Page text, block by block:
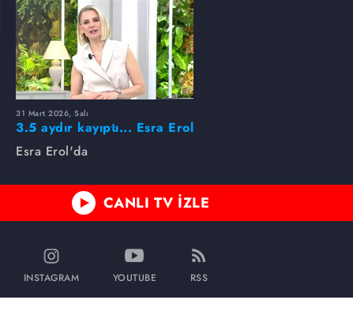
31 Mart 2026, Salı
3.5 aydır kayıptı... Esra Erol
buldu!
Esra Erol'da
CANLI TV İZLE
INSTAGRAM YOUTUBE RSS